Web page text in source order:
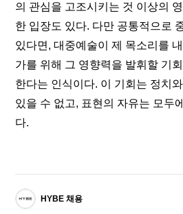
의 관심을 고조시키는 것 이상의
한 입장도 있다. 다만 공통적으로
있다면, 대중예술이 제 목소리를
가를 위해 그 영향력을 발휘할 기
한다는 인식이다. 이 기회는 정치
있을 수 없고, 표현의 자유는 모두
다.
HYBE 채용